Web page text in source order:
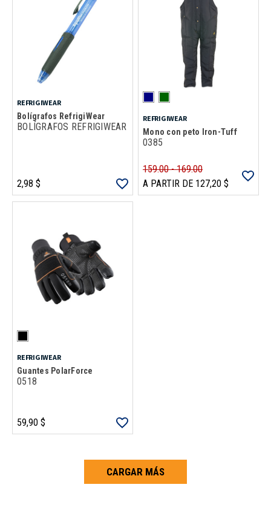
REFRIGIWEAR
Bolígrafos RefrigiWear
BOLÍGRAFOS REFRIGIWEAR
2,98 $
REFRIGIWEAR
Mono con peto Iron-Tuff
0385
159.00 - 169.00
A PARTIR DE 127,20 $
REFRIGIWEAR
Guantes PolarForce
0518
59,90 $
CARGAR MÁS